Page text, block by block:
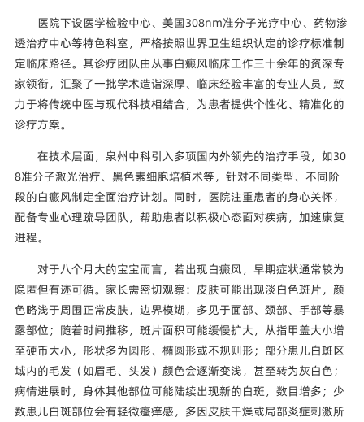
医院下设医学检验中心、美国308nm准分子光疗中心、药物渗
透治疗中心等特色科室，严格按照世界卫生组织认定的诊疗标准制
定临床路径。其诊疗团队由从事白癜风临床工作三十余年的资深专
家领衔，汇聚了一批学术造诣深厚、临床经验丰富的专业人员，致
力于将传统中医与现代科技相结合，为患者提供个性化、精准化的
诊疗方案。
在技术层面，泉州中科引入多项国内外领先的治疗手段，如30
8准分子激光治疗、黑色素细胞培植术等，针对不同类型、不同阶
段的白癜风制定全面治疗计划。同时，医院注重患者的身心关怀，
配备专业心理疏导团队，帮助患者以积极心态面对疾病，加速康复
进程。
对于八个月大的宝宝而言，若出现白癜风，早期症状通常较为
隐匿但有迹可循。家长需密切观察：皮肤可能出现淡白色斑片，颜
色略浅于周围正常皮肤，边界模煳，多见于面部、颈部、手部等暴
露部位；随着时间推移，斑片面积可能缓慢扩大，从指甲盖大小增
至硬币大小，形状多为圆形、椭圆形或不规则形；部分患儿白斑区
域内的毛发（如眉毛、头发）颜色会逐渐变浅，甚至转为灰白色；
病情进展时，身体其他部位可能陆续出现新的白斑，数目增多；少
数患儿白斑部位会有轻微瘙痒感，多因皮肤干燥或局部炎症刺激所